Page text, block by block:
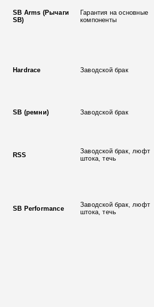
SB Arms (Рычаги
SB)
Гарантия на основные
компоненты
Hardrace Заводской брак
SB (ремни) Заводской брак
RSS
Заводской брак, люфт
штока, течь
SB Performance
Заводской брак, люфт
штока, течь